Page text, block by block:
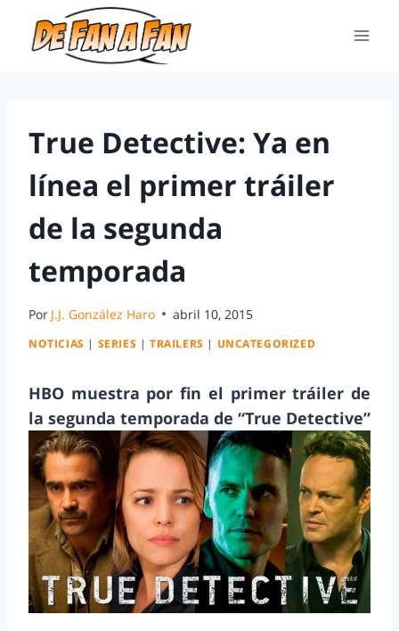
True Detective: Ya en
línea el primer tráiler
de la segunda
temporada
Por J.J. González Haro abril 10, 2015
NOTICIAS | SERIES | TRAILERS | UNCATEGORIZED
HBO muestra por fin el primer tráiler de
la segunda temporada de “True Detective”